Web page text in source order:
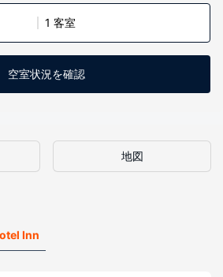
1 客室
空室状況を確認
地図
Inn